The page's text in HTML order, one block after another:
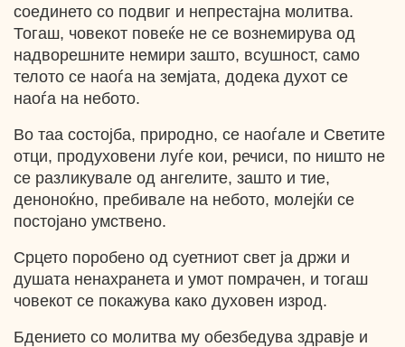
соединето со подвиг и непрестајна молитва.
Тогаш, човекот повеќе не се вознемирува од
надворешните немири зашто, всушност, само
телото се наоѓа на земјата, додека духот се
наоѓа на небото.
Во таа состојба, природно, се наоѓале и Светите
отци, продуховени луѓе кои, речиси, по ништо не
се разликувале од ангелите, зашто и тие,
деноноќно, пребивале на небото, молејќи се
постојано умствено.
Срцето поробено од суетниот свет ја држи и
душата ненахранета и умот помрачен, и тогаш
човекот се покажува како духовен изрод.
Бдението со молитва му обезбедува здравје и